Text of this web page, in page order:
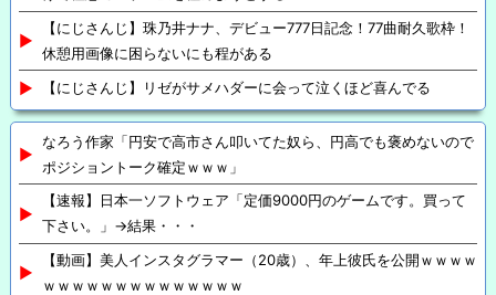
【にじさんじ】珠乃井ナナ、デビュー777日記念！77曲耐久歌枠！
休憩用画像に困らないにも程がある
【にじさんじ】リゼがサメハダーに会って泣くほど喜んでる
なろう作家「円安で高市さん叩いてた奴ら、円高でも褒めないので
ポジショントーク確定ｗｗｗ」
【速報】日本一ソフトウェア「定価9000円のゲームです。買って
下さい。」→結果・・・
【動画】美人インスタグラマー（20歳）、年上彼氏を公開ｗｗｗｗ
ｗｗｗｗｗｗｗｗｗｗｗｗｗｗ